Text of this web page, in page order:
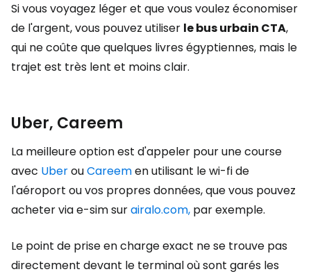
Si vous voyagez léger et que vous voulez économiser
de l'argent, vous pouvez utiliser le bus urbain CTA,
qui ne coûte que quelques livres égyptiennes, mais le
trajet est très lent et moins clair.
Uber, Careem
La meilleure option est d'appeler pour une course
avec UberouCareemen utilisant le wi-fi de
l'aéroport ou vos propres données, que vous pouvez
acheter via e-sim surairalo.com, par exemple.
Le point de prise en charge exact ne se trouve pas
directement devant le terminal où sont garés les